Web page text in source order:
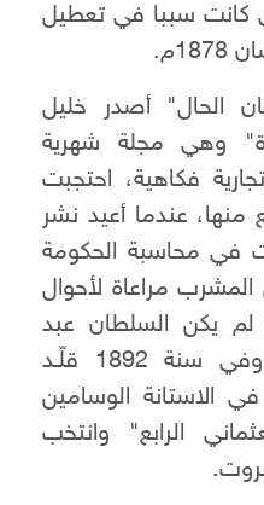
كانت سببا في تعطيل
الحال" أصدر خليل
وهي مجلة شهرية
فكاهية، احتجبت
منها، عندما أعيد نشر
في محاسبة الحكومة
مراعاة لأحوال
لم يكن السلطان عبد
الحميد يتساهل معها. وفي سنة 1892 قلّـد
الاستانة الوسامين
الرابع" وانتخب